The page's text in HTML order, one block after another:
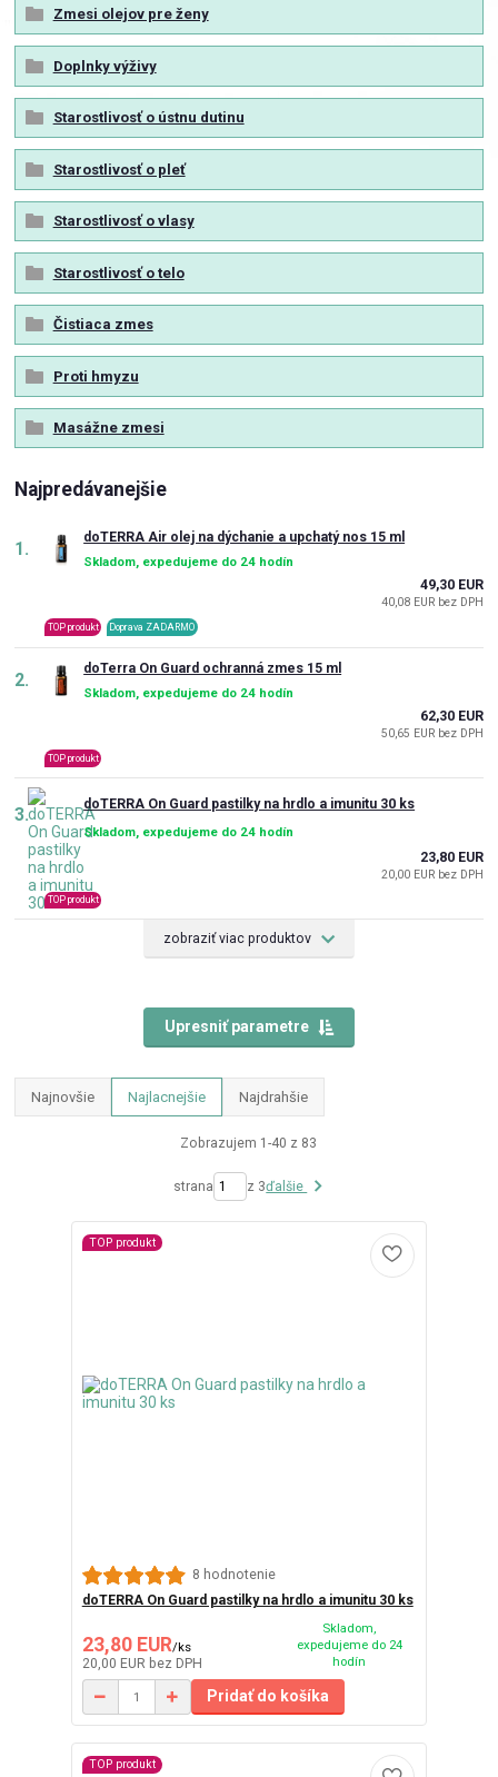
Zmesi olejov pre ženy
Doplnky výživy
Starostlivosť o ústnu dutinu
Starostlivosť o pleť
Starostlivosť o vlasy
Starostlivosť o telo
Čistiaca zmes
Proti hmyzu
Masážne zmesi
Najpredávanejšie
1.
doTERRA Air olej na dýchanie a upchatý nos 15 ml
Skladom, expedujeme do 24 hodín
TOP produkt Doprava ZADARMO
49,30 EUR
40,08 EUR bez DPH
2.
doTerra On Guard ochranná zmes 15 ml
Skladom, expedujeme do 24 hodín
TOP produkt
62,30 EUR
50,65 EUR bez DPH
3.
doTERRA On Guard pastilky na hrdlo a imunitu 30 ks
Skladom, expedujeme do 24 hodín
TOP produkt
23,80 EUR
20,00 EUR bez DPH
zobraziť viac produktov
Upresniť parametre
Najnovšie Najlacnejšie Najdrahšie
Zobrazujem 1-40 z 83
strana z 3ďalšie
TOP produkt
8 hodnotenie
doTERRA On Guard pastilky na hrdlo a imunitu 30 ks
23,80 EUR/ks
20,00 EUR bez DPH
Skladom,
expedujeme do 24
hodín
Pridať do košíka
TOP produkt